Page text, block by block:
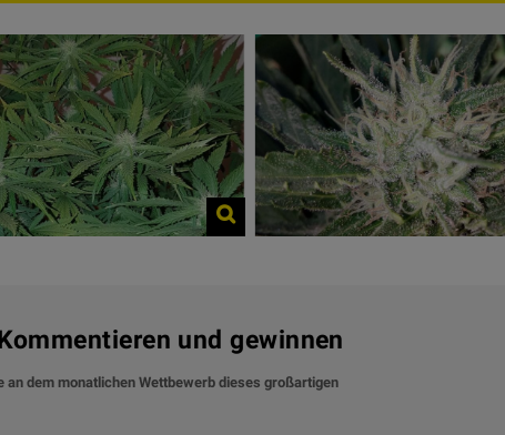
und gewinnen
an dem monatlichen Wettbewerb dieses großartigen